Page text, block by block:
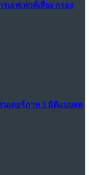
เอฟเฟกต์เสียง กรอง
นเดอร์ภาพ 3 มิติแบบสด